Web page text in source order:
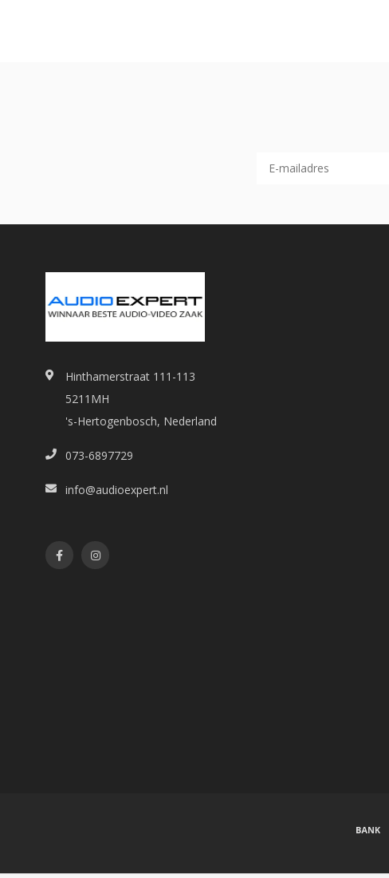
Hinthamerstraat 111-113
5211MH
's-Hertogenbosch, Nederland
073-6897729
info@audioexpert.nl